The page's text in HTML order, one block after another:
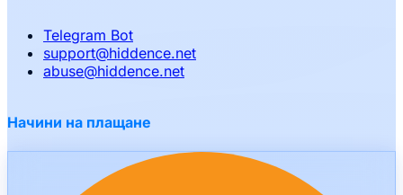
Telegram Bot
support@hiddence.net
abuse@hiddence.net
Начини на плащане